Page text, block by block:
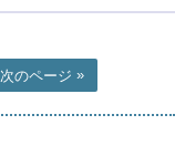
次のページ